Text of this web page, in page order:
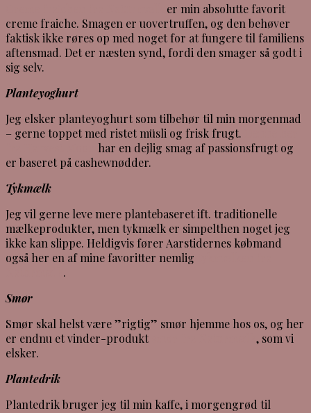
er min absolutte favorit
creme fraiche. Smagen er uovertruffen, og den behøver
faktisk ikke røres op med noget for at fungere til familiens
aftensmad. Det er næsten synd, fordi den smager så godt i
sig selv.
Planteyoghurt
Jeg elsker planteyoghurt som tilbehør til min morgenmad
– gerne toppet med ristet müsli og frisk frugt.
har en dejlig smag af passionsfrugt og
er baseret på cashewnødder.
Tykmælk
Jeg vil gerne leve mere plantebaseret ift. traditionelle
mælkeprodukter, men tykmælk er simpelthen noget jeg
ikke kan slippe. Heldigvis fører Aarstidernes købmand
også her en af mine favoritter nemlig
.
Smør
Smør skal helst være ”rigtig” smør hjemme hos os, og her
er endnu et vinder-produkt
, som vi
elsker.
Plantedrik
Plantedrik bruger jeg til min kaffe, i morgengrød til